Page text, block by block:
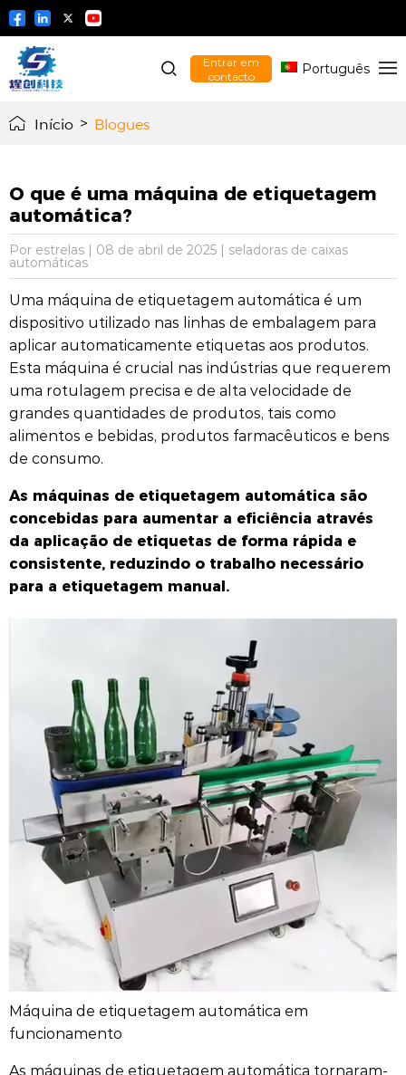
Entrar em
contacto
Português
Início > Blogues
O que é uma máquina de etiquetagem
automática?
Por estrelas | 08 de abril de 2025 | seladoras de caixas
automáticas
Uma máquina de etiquetagem automática é um
dispositivo utilizado nas linhas de embalagem para
aplicar automaticamente etiquetas aos produtos.
Esta máquina é crucial nas indústrias que requerem
uma rotulagem precisa e de alta velocidade de
grandes quantidades de produtos, tais como
alimentos e bebidas, produtos farmacêuticos e bens
de consumo.
As máquinas de etiquetagem automática são
concebidas para aumentar a eficiência através
da aplicação de etiquetas de forma rápida e
consistente, reduzindo o trabalho necessário
para a etiquetagem manual.
Máquina de etiquetagem automática em
funcionamento
As máquinas de etiquetagem automática tornaram-